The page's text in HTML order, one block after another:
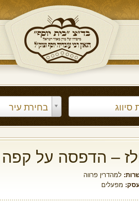
סיווג בחירת עיר
– הדפסה על קפה
למהדרין פרווה
מפעלים